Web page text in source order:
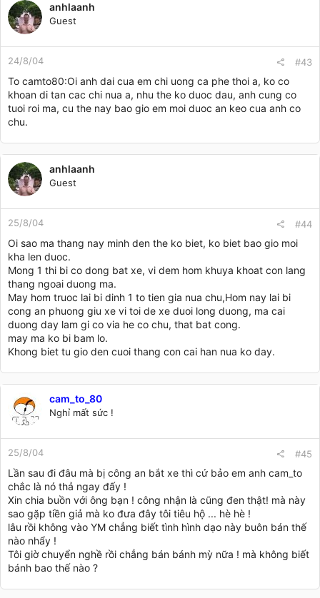
anhlaanh
Guest
24/8/04 #43
To camto80:Oi anh dai cua em chi uong ca phe thoi a, ko co
khoan di tan cac chi nua a, nhu the ko duoc dau, anh cung co
tuoi roi ma, cu the nay bao gio em moi duoc an keo cua anh co
chu.
anhlaanh
Guest
25/8/04 #44
Oi sao ma thang nay minh den the ko biet, ko biet bao gio moi
kha len duoc.
Mong 1 thi bi co dong bat xe, vi dem hom khuya khoat con lang
thang ngoai duong ma.
May hom truoc lai bi dinh 1 to tien gia nua chu,Hom nay lai bi
cong an phuong giu xe vi toi de xe duoi long duong, ma cai
duong day lam gi co via he co chu, that bat cong.
may ma ko bi bam lo.
Khong biet tu gio den cuoi thang con cai han nua ko day.
cam_to_80
Nghỉ mất sức !
25/8/04 #45
Lần sau đi đâu mà bị công an bắt xe thì cứ bảo em anh cam_to
chắc là nó thả ngay đấy !
Xin chia buồn với ông bạn ! công nhận là cũng đen thật! mà này
sao gặp tiền giả mà ko đưa đây tôi tiêu hộ ... hè hè !
lâu rồi không vào YM chẳng biết tình hình dạo này buôn bán thế
nào nhẩy !
Tôi giờ chuyển nghề rồi chẳng bán bánh mỳ nữa ! mà không biết
bánh bao thế nào ?